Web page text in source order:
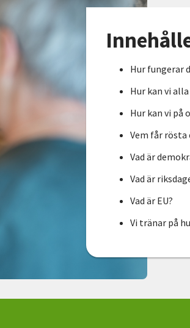
Hur fungerar
Hur kan vi
Hur kan vi på
Vem får rösta
Vad är
Vad är
Vad är EU?
Vi tränar på